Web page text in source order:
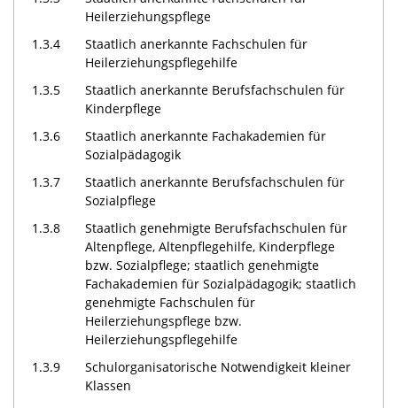
Heilerziehungspflege
1.3.4
Staatlich anerkannte Fachschulen für
Heilerziehungspflegehilfe
1.3.5
Staatlich anerkannte Berufsfachschulen für
Kinderpflege
1.3.6
Staatlich anerkannte Fachakademien für
Sozialpädagogik
1.3.7
Staatlich anerkannte Berufsfachschulen für
Sozialpflege
1.3.8
Staatlich genehmigte Berufsfachschulen für
Altenpflege, Altenpflegehilfe, Kinderpflege
bzw. Sozialpflege; staatlich genehmigte
Fachakademien für Sozialpädagogik; staatlich
genehmigte Fachschulen für
Heilerziehungspflege bzw.
Heilerziehungspflegehilfe
1.3.9
Schulorganisatorische Notwendigkeit kleiner
Klassen